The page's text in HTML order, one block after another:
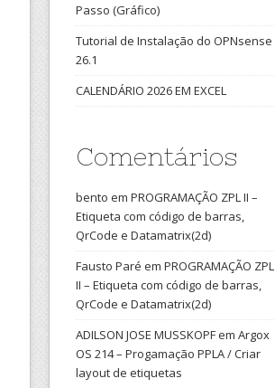
Passo (Gráfico)
Tutorial de Instalação do OPNsense
26.1
CALENDÁRIO 2026 EM EXCEL
Comentários
bento em PROGRAMAÇÃO ZPL II –
Etiqueta com código de barras,
QrCode e Datamatrix(2d)
Fausto Paré em PROGRAMAÇÃO ZPL
II – Etiqueta com código de barras,
QrCode e Datamatrix(2d)
ADILSON JOSE MUSSKOPFem Argox
OS 214 – Progamação PPLA / Criar
layout de etiquetas